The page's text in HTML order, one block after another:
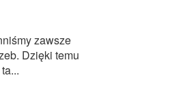
zawsze
Dzięki temu